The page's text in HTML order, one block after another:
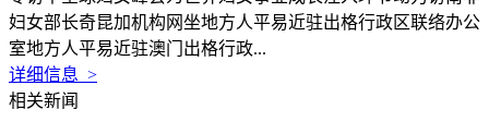
妇女部长奇昆加机构网坐地方人平易近驻出格行政区联络办公
室地方人平易近驻澳门出格行政...
详细信息 >
相关新闻